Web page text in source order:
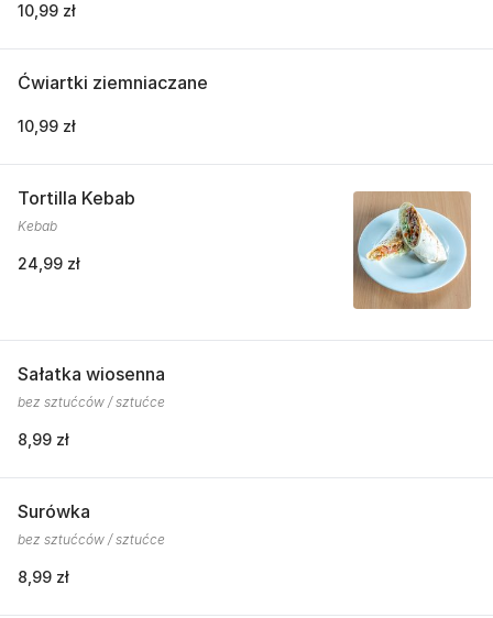
10,99 zł
Ćwiartki ziemniaczane
10,99 zł
Tortilla Kebab
Kebab
24,99 zł
Sałatka wiosenna
bez sztućców / sztućce
8,99 zł
Surówka
bez sztućców / sztućce
8,99 zł